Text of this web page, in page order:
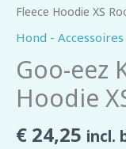
Fleece Hoodie XS
Hond - Accessoires
Goo-eez
Hoodie
€ 24,25 incl.